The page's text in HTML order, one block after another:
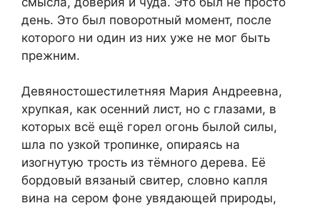
день. Это был поворотный момент, после
которого ни один из них уже не мог быть
прежним.
Девяностошестилетняя Мария Андреевна,
хрупкая, как осенний лист, но с глазами, в
которых всё ещё горел огонь былой силы,
шла по узкой тропинке, опираясь на
изогнутую трость из тёмного дерева. Её
бордовый вязаный свитер, словно капля
вина на сером фоне увядающей природы,